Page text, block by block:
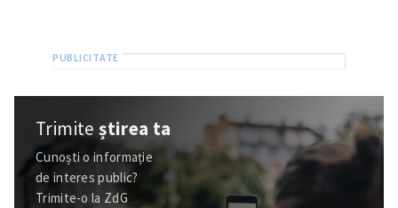
Trimiteștirea ta
Cunoști o informație
de interes public?
Trimite-o la ZdG